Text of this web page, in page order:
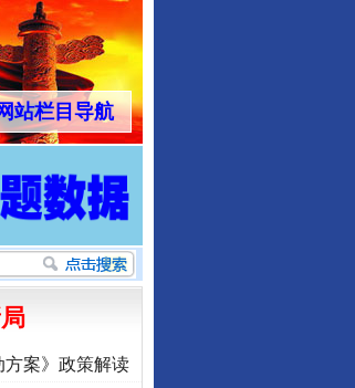
站栏目导航
方案》政策解读